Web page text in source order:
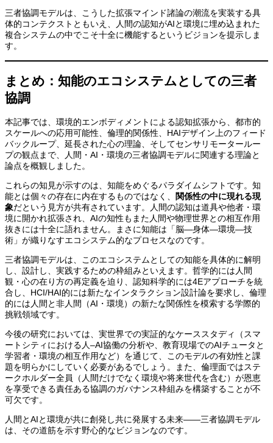
三者協調モデルは、こうした拡張マインド諸論の潮流を実装する具
体的コンテクストともいえ、人間の認知がAIと環境に埋め込まれた
複合システムの中でこそ十全に機能するというビジョンを提示しま
す。
まとめ：知能のエコシステムとしての三者
協調
本記事では、環境的エンボディメントによる認知拡張から、都市的
スケールへの応用可能性、倫理的関係性、HAIデザイン上のフィード
バックループ、延長された心の理論、そしてセンサリモータールー
プの観点まで、人間・AI・環境の三者協調モデルに関連する理論と
論点を概観しました。
これらの知見が示すのは、知能をめぐるパラダイムシフトです。知
能とは個々の存在に内在するものではなく、
関係性の中に現れる現
象だという見方が共有されています。人間の認知は道具や他者・環
境に開かれ拡張され、AIの知性もまた人間や物理世界との相互作用
抜きには十全に語れません。まさに知能は「脳—身体—環境—技
術」が織りなすエコシステム的なプロセスなのです。
三者協調モデルは、このエコシステムとしての知能を具体的に解明
し、設計し、実践するための枠組みといえます。哲学的には人間
観・心の在り方の再定義を迫り、認知科学的には4Eアプローチを統
合し、HCI/HAI的には新たなインタラクション設計論を要求し、倫理
的には人間と非人間（AI・環境）の新たな関係性を模索する学際的
挑戦領域です。
今後の研究においては、実世界での実証的なケーススタディ（スマ
ートシティにおける人–AI協働の分析や、教育現場でのAIチュータと
学習者・環境の相互作用など）を通じて、このモデルの有効性と課
題を明らかにしていく必要があるでしょう。また、倫理面ではステ
ークホルダー全員（人間だけでなく環境や将来世代を含む）が恩恵
を享受できる責任ある協調のガバナンス枠組みを構築することが不
可欠です。
人間とAIと環境が共に創発し共に発展する未来――三者協調モデル
は、その道筋を示す野心的なビジョンなのです。